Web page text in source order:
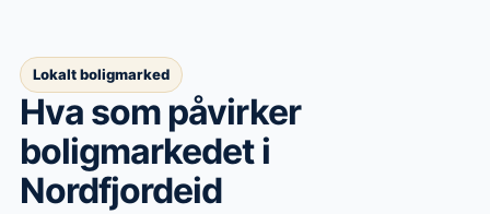
Lokalt boligmarked
Hva som påvirker
boligmarkedeti
Nordfjordeid